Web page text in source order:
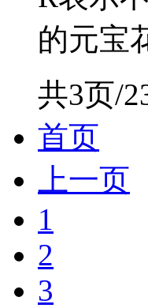
的元宝
共3页/
首页
上一页
1
2
3